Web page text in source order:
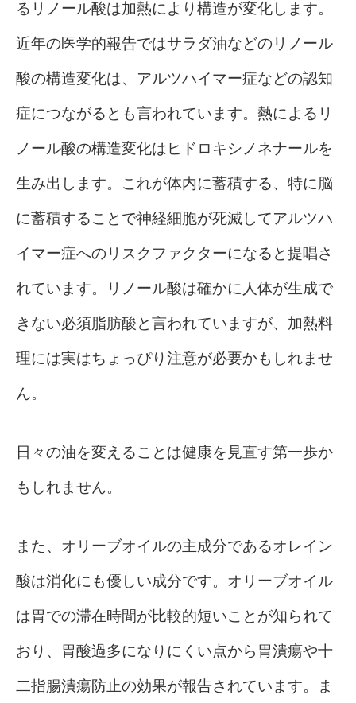
るリノール酸は加熱により構造が変化します。
近年の医学的報告ではサラダ油などのリノール
酸の構造変化は、アルツハイマー症などの認知
症につながるとも言われています。熱によるリ
ノール酸の構造変化はヒドロキシノネナールを
生み出します。これが体内に蓄積する、特に脳
に蓄積することで神経細胞が死滅してアルツハ
イマー症へのリスクファクターになると提唱さ
れています。リノール酸は確かに人体が生成で
きない必須脂肪酸と言われていますが、加熱料
理には実はちょっぴり注意が必要かもしれませ
ん。
日々の油を変えることは健康を見直す第一歩か
もしれません。
また、オリーブオイルの主成分であるオレイン
酸は消化にも優しい成分です。オリーブオイル
は胃での滞在時間が比較的短いことが知られて
おり、胃酸過多になりにくい点から胃潰瘍や十
二指腸潰瘍防止の効果が報告されています。ま